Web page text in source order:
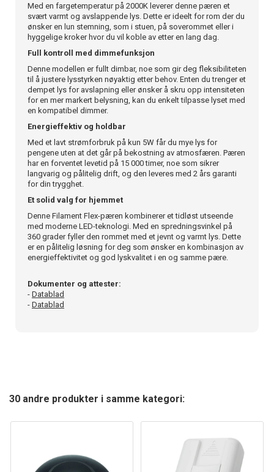
Med en fargetemperatur på 2000K leverer denne pæren et
svært varmt og avslappende lys. Dette er ideelt for rom der du
ønsker en lun stemning, som i stuen, på soverommet eller i
hyggelige kroker hvor du vil koble av etter en lang dag.
Full kontroll med dimmefunksjon
Denne modellen er fullt dimbar, noe som gir deg fleksibiliteten
til å justere lysstyrken nøyaktig etter behov. Enten du trenger et
dempet lys for avslapning eller ønsker å skru opp intensiteten
for en mer markert belysning, kan du enkelt tilpasse lyset med
en kompatibel dimmer.
Energieffektiv og holdbar
Med et lavt strømforbruk på kun 5W får du mye lys for
pengene uten at det går på bekostning av atmosfæren. Pæren
har en forventet levetid på 15 000 timer, noe som sikrer
langvarig og pålitelig drift, og den leveres med 2 års garanti
for din trygghet.
Et solid valg for hjemmet
Denne Filament Flex-pæren kombinerer et tidløst utseende
med moderne LED-teknologi. Med en spredningsvinkel på
360 grader fyller den rommet med et jevnt og varmt lys. Dette
er en pålitelig løsning for deg som ønsker en kombinasjon av
energieffektivitet og god lyskvalitet i en og samme pære.
Dokumenter og attester:
- Datablad
- Datablad
30 andre produkter i samme kategori: